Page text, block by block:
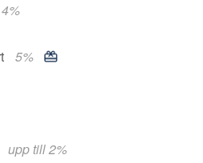
5%
upp till 2%